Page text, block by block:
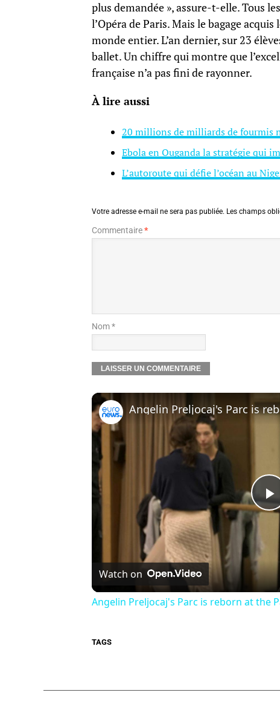
plus demandée », assure-t-elle. Tous
l’Opéra de Paris. Mais le bagage
monde entier. L’an dernier, sur 23
ballet. Un chiffre qui montre que
française n’a pas fini de rayonner.
À lire aussi
20 millions de milliards de fourmis
Ebola en Ouganda la stratégie qui
L’autoroute qui défie l’océan au
Votre adresse e-mail ne sera pas publiée. Les champs
Commentaire*
Nom *
Watch on
Angelin Preljocaj's Parc is reborn at the
TAGS